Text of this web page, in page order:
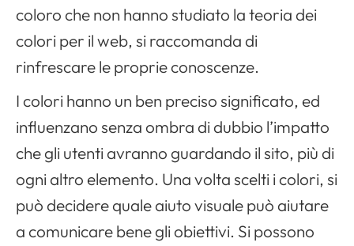
coloro che non hanno studiato la teoria dei
colori per il web, si raccomanda di
rinfrescare le proprie conoscenze.
I colori hanno un ben preciso significato, ed
influenzano senza ombra di dubbio l’impatto
che gli utenti avranno guardando il sito, più di
ogni altro elemento. Una volta scelti i colori, si
può decidere quale aiuto visuale può aiutare
a comunicare bene gli obiettivi. Si possono